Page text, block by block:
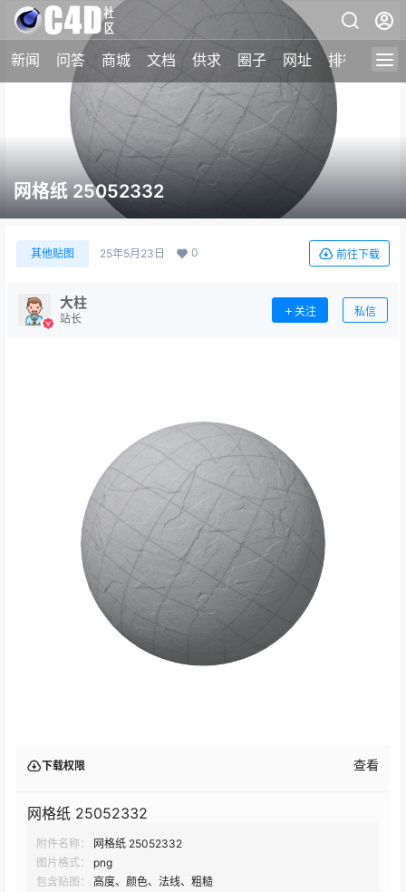
新闻 问答 商城 文档 供求 圈子 网址 排行榜
网格纸 25052332
其他贴图 25年5月23日 0 前往下载
大柱
站长
关注 私信
下载权限 查看
网格纸 25052332
附件名称：
网格纸 25052332
图片格式：
png
包含贴图：
高度、颜色、法线、粗糙